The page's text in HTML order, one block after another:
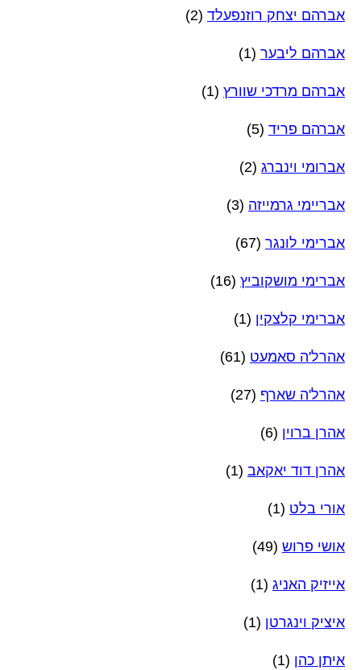
אברהם יצחק רוזנפעלד (2)
אברהם ליבער (1)
אברהם מרדכי שוורץ (1)
אברהם פריד (5)
אברומי וינברג (2)
אבריימי גרמייזה (3)
אברימי לונגר (67)
אברימי מושקוביץ (16)
אברימי קלצקין (1)
אהרל'ה סאמעט (61)
אהרל'ה שארף (27)
אהרן ברוין (6)
אהרן דוד יאקאב (1)
אורי בלט (1)
אושי פרוש (49)
אייזיק האניג (1)
איציק וינגרטן (1)
איתן כהן (1)